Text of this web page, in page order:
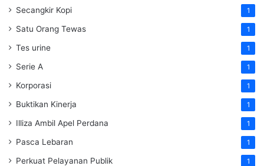
Secangkir Kopi 1
Satu Orang Tewas 1
Tes urine 1
Serie A 1
Korporasi 1
Buktikan Kinerja 1
Illiza Ambil Apel Perdana 1
Pasca Lebaran 1
Perkuat Pelayanan Publik 1